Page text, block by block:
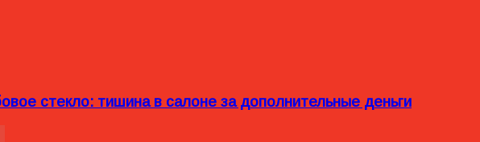
стекло: тишина в салоне за дополнительные деньги